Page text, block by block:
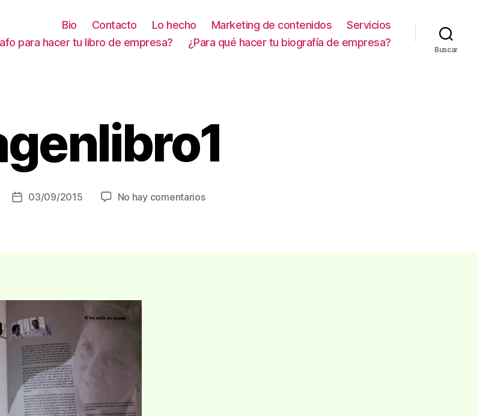
Bio Contacto Lo hecho Marketing de contenidos
Servicios
para hacer tu libro de empresa?
¿Para qué hacer tu biografía de empresa?
Buscar
Fecha03/09/2015 No hay comentariosen